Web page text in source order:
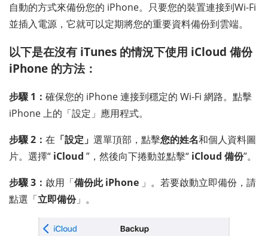
自動的方式來備份您的 iPhone。只要您的裝置連接到Wi-Fi
並插入電源，它就可以定期將您的重要資料備份到雲端。
以下是在沒有 iTunes 的情況下使用 iCloud 備份
iPhone 的方法：
步驟 1： 確保您的 iPhone 連接到穩定的 Wi-Fi 網路。點擊
iPhone 上的「設定」應用程式。
步驟 2： 在 「設定」 選單頂部，點擊您的姓名和個人資料圖
片。選擇“ iCloud ”，然後向下捲動並點擊“ iCloud 備份”。
步驟 3： 啟用「備份此 iPhone 」。若要啟動立即備份，請
點選「立即備份」。